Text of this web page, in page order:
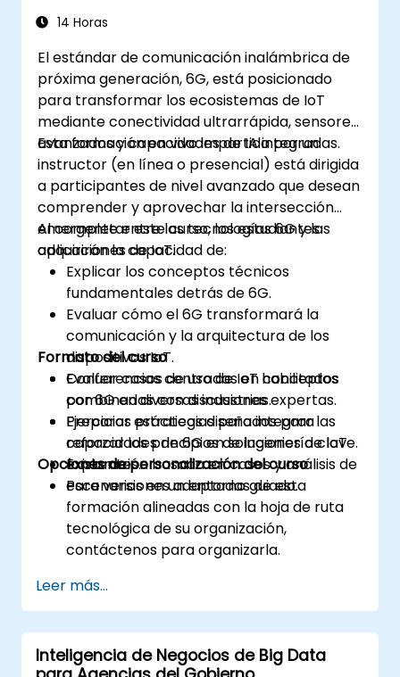
14 Horas
El estándar de comunicación inalámbrica de
próxima generación, 6G, está posicionado
para transformar los ecosistemas de IoT
mediante conectividad ultrarrápida, sensores
avanzados y capacidades de IA integradas.
Esta formación en vivo impartida por un
instructor (en línea o presencial) está dirigida
a participantes de nivel avanzado que desean
comprender y aprovechar la intersección
emergente entre las tecnologías 6G y las
aplicaciones de IoT.
Al completar este curso, los estudiantes
adquirirán la capacidad de:
Explicar los conceptos técnicos
fundamentales detrás de 6G.
Evaluar cómo el 6G transformará la
comunicación y la arquitectura de los
dispositivos IoT.
Evaluar casos de uso de IoT habilitados
por 6G en diversas industrias.
Preparar estrategias para integrar las
capacidades de 6G en soluciones de IoT
existentes.
Formato del curso
Conferencias centradas en conceptos
combinadas con discusiones expertas.
Ejercicios prácticos diseñados para
reforzar los principios de ingeniería clave.
Exploración basada en casos y análisis de
escenarios en un entorno guiado.
Opciones de personalización del curso
Para versiones adaptadas de esta
formación alineadas con la hoja de ruta
tecnológica de su organización,
contáctenos para organizarla.
Leer más...
Inteligencia de Negocios de Big Data